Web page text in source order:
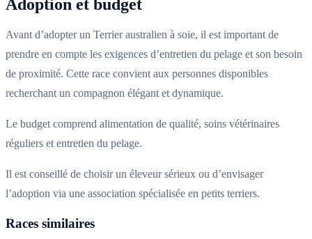
Adoption et budget
Avant d’adopter un Terrier australien à soie, il est important de
prendre en compte les exigences d’entretien du pelage et son besoin
de proximité. Cette race convient aux personnes disponibles
recherchant un compagnon élégant et dynamique.
Le budget comprend alimentation de qualité, soins vétérinaires
réguliers et entretien du pelage.
Il est conseillé de choisir un éleveur sérieux ou d’envisager
l’adoption via une association spécialisée en petits terriers.
Races similaires